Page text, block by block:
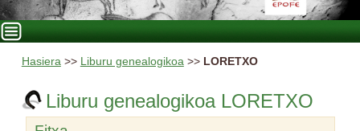
Hasiera>> Liburu genealogikoa>> LORETXO
Liburu genealogikoa LORETXO